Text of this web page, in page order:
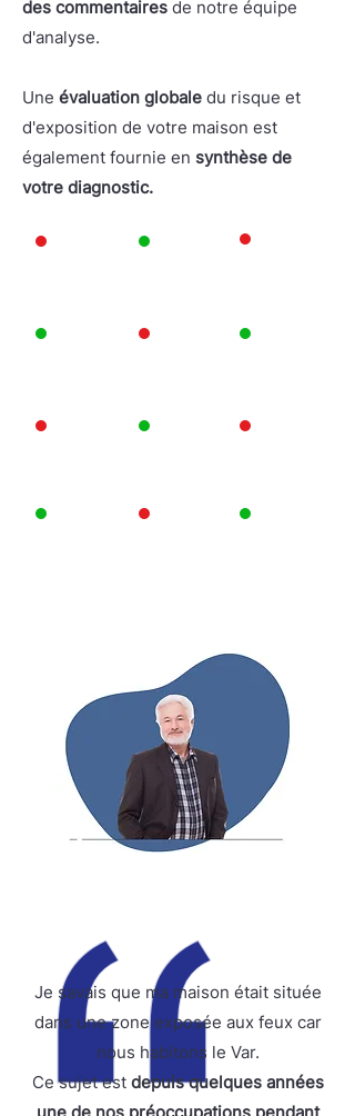
des commentaires de notre équipe
d'analyse.
Une évaluation globale du risque et
d'exposition de votre maison est
également fournie en synthèse de
votre diagnostic.
Je savais que ma maison était située
dans une zone exposée aux feux car
nous habitons le Var.
Ce sujet est depuis quelques années